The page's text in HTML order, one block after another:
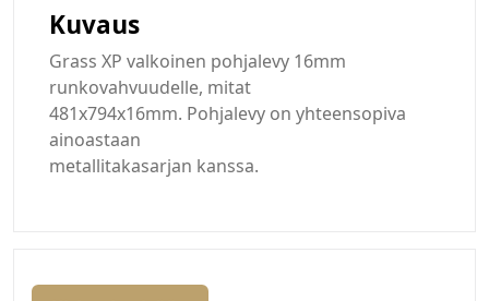
Kuvaus
Grass XP valkoinen pohjalevy 16mm
runkovahvuudelle, mitat
481x794x16mm. Pohjalevy on yhteensopiva
ainoastaan
metallitakasarjan kanssa.